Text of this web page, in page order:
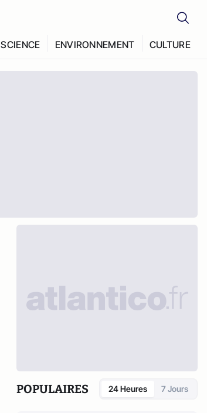
SCIENCE ENVIRONNEMENT CULTURE
POPULAIRES 24 Heures 7 Jours